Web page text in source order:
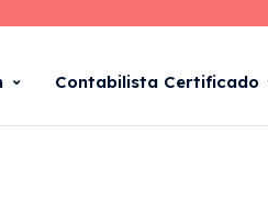
Contabilista Certificado